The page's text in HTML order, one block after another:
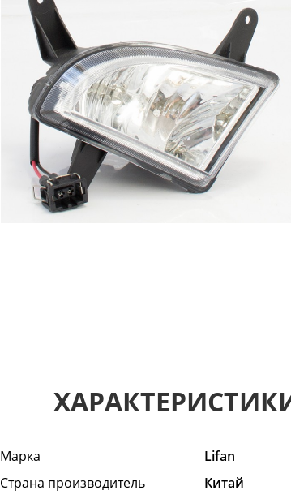
Марка
Lifan
Страна производитель
Китай